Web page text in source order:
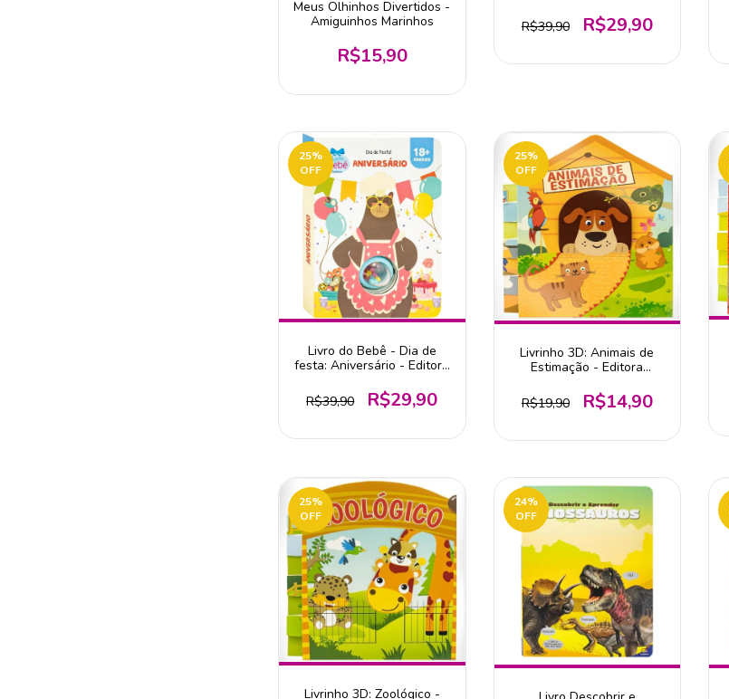
Meus Olhinhos Divertidos -
Amiguinhos Marinhos
R$15,90
R$39,90
R$29,90
25%
OFF
Livro do Bebê - Dia de
festa: Aniversário - Editora
R$39,90
R$29,90
25%
OFF
Livrinho 3D: Animais de
Estimação - Editora
R$19,90
R$14,90
25%
OFF
Livrinho 3D: Zoológico -
24%
OFF